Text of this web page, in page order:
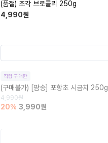
(품절) 조각 브로콜리 250g
4,990원
직접 구매한
(구매불가) [팜송] 포항초 시금치 250g
4,990원
20% 3,990원